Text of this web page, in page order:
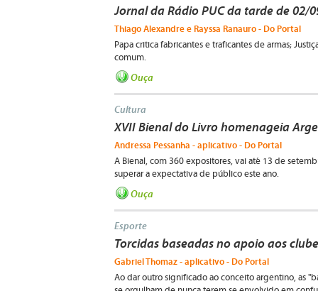
Jornal da Rádio PUC da tarde de 02/
Thiago Alexandre e Rayssa Ranauro - Do Portal
Papa critica fabricantes e traficantes de armas;
comum.
Ouça
Cultura
XVII Bienal do Livro homenageia
Andressa Pessanha - aplicativo - Do Portal
A Bienal, com 360 expositores, vai até 13 de
superar a expectativa de público este ano.
Ouça
Esporte
Torcidas baseadas no apoio aos
Gabriel Thomaz - aplicativo - Do Portal
Ao dar outro significado ao conceito argentino, as